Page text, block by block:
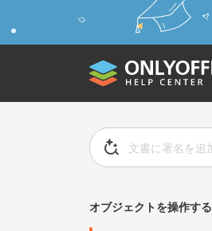
オブジェクトを操作する